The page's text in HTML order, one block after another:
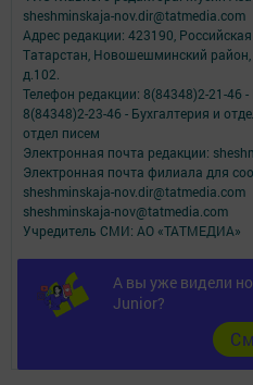
А вы уже видели
Junior?
sheshminskaja-nov.dir@tatmedia.com
Адрес редакции: 423190,
Татарстан, Новошешминский
д.102.
Телефон редакции: 8(84348)2-21-46
8(84348)2-23-46 - Бухгалтерия и
отдел писем
Электронная почта редакции:
Электронная почта филиала для
sheshminskaja-nov.dir@tatmedia.com
sheshminskaja-nov@tatmedia.com
Учредитель СМИ: АО «ТАТМЕДИА»
Антикоррупционная политика
АО «ТАТМЕДИА» использует
удобства пользователей сайтом.
Использование «cookie» можно
Политика конфиденциальности